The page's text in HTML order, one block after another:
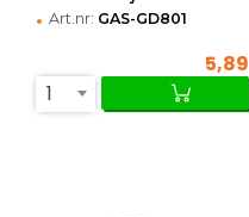
• Art.nr: GAS-GD801
5,89
1